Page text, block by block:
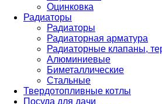
Оцинковка
Радиаторы
Радиаторы
Радиаторная арматура
Радиаторные клапаны,
Алюминиевые
Биметаллические
Стальные
Твердотопливные котлы
Посуда для дачи